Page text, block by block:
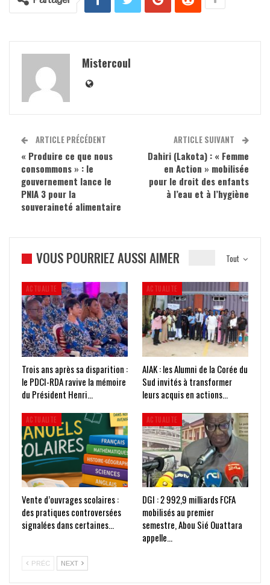
Mistercoul
ARTICLE PRÉCÉDENT
« Produire ce que nous
consommons » : le
gouvernement lance le
PNIA 3 pour la
souveraineté alimentaire
ARTICLE SUIVANT
Dahiri (Lakota) : « Femme
en Action » mobilisée
pour le droit des enfants
à l’eau et à l’hygiène
Tout
VOUS POURRIEZ AUSSI AIMER
ACTUALITE
Trois ans après sa disparition :
le PDCI-RDA ravive la mémoire
du Président Henri…
ACTUALITE
AIAK : les Alumni de la Corée du
Sud invités à transformer
leurs acquis en actions…
ACTUALITE
Vente d’ouvrages scolaires :
des pratiques controversées
signalées dans certaines…
ACTUALITE
DGI : 2 992,9 milliards FCFA
mobilisés au premier
semestre, Abou Sié Ouattara
appelle…
PRÉC NEXT